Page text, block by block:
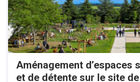
Aménagement d’espaces
et de détente sur le site de